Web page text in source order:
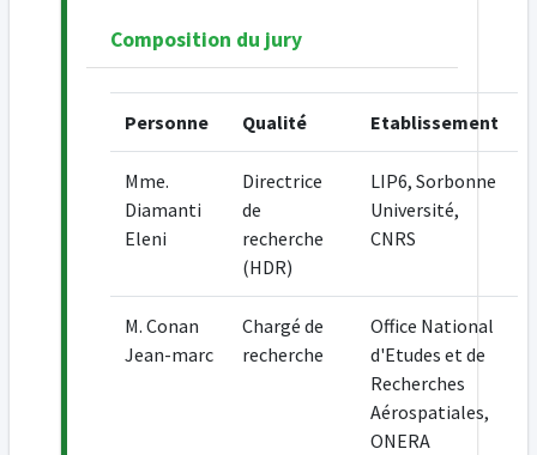
Composition du jury
Personne Qualité Etablissement
Mme.
Diamanti
Eleni
Directrice
de
recherche
(HDR)
LIP6, Sorbonne
Université,
CNRS
M. Conan
Jean-marc
Chargé de
recherche
Office National
d'Etudes et de
Recherches
Aérospatiales,
ONERA